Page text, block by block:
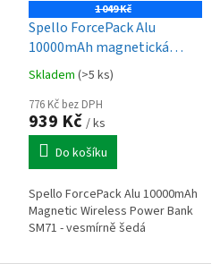
1 049 Kč
Spello ForcePack Alu
10000mAh magnetická
bezdrátová powerbanka
SM71 - vesmírně šedá
Skladem (>5 ks)
776 Kč bez DPH
939 Kč / ks
Do košíku
Spello ForcePack Alu 10000mAh
Magnetic Wireless Power Bank
SM71 - vesmírně šedá